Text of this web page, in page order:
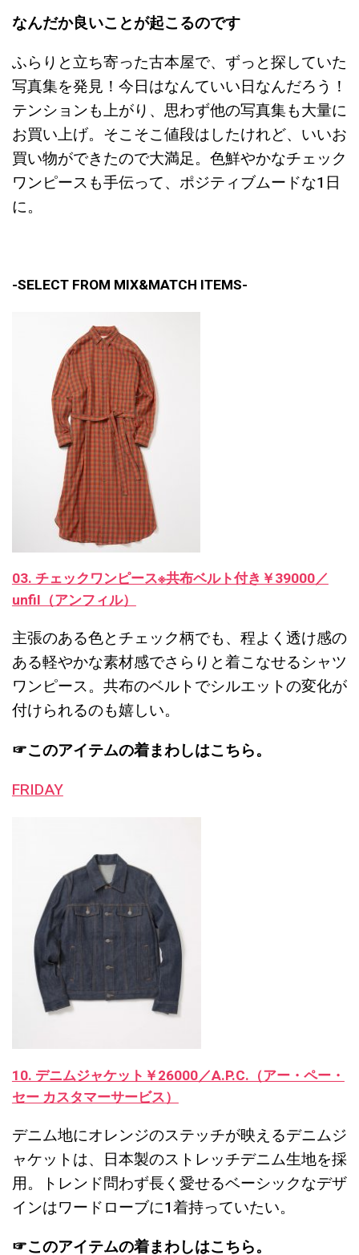
なんだか良いことが起こるのです
ふらりと立ち寄った古本屋で、ずっと探していた
写真集を発見！今日はなんていい日なんだろう！
テンションも上がり、思わず他の写真集も大量に
お買い上げ。そこそこ値段はしたけれど、いいお
買い物ができたので大満足。色鮮やかなチェック
ワンピースも手伝って、ポジティブムードな1日
に。
-SELECT FROM MIX&MATCH ITEMS-
03. チェックワンピース※共布ベルト付き￥39000／
unfil（アンフィル）
主張のある色とチェック柄でも、程よく透け感の
ある軽やかな素材感でさらりと着こなせるシャツ
ワンピース。共布のベルトでシルエットの変化が
付けられるのも嬉しい。
☞このアイテムの着まわしはこちら。
FRIDAY
10. デニムジャケット￥26000／A.P.C.（アー・ペー・
セー カスタマーサービス）
デニム地にオレンジのステッチが映えるデニムジ
ャケットは、日本製のストレッチデニム生地を採
用。トレンド問わず長く愛せるベーシックなデザ
インはワードローブに1着持っていたい。
☞このアイテムの着まわしはこちら。